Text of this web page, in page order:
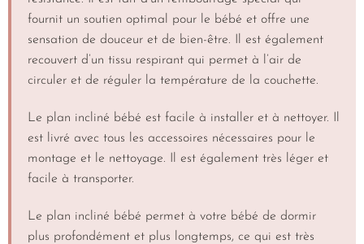
fournit un soutien optimal pour le bébé et offre une
sensation de douceur et de bien-être. Il est également
recouvert d’un tissu respirant qui permet à l’air de
circuler et de réguler la température de la couchette.
Le plan incliné bébé est facile à installer et à nettoyer. Il
est livré avec tous les accessoires nécessaires pour le
montage et le nettoyage. Il est également très léger et
facile à transporter.
Le plan incliné bébé permet à votre bébé de dormir
plus profondément et plus longtemps, ce qui est très